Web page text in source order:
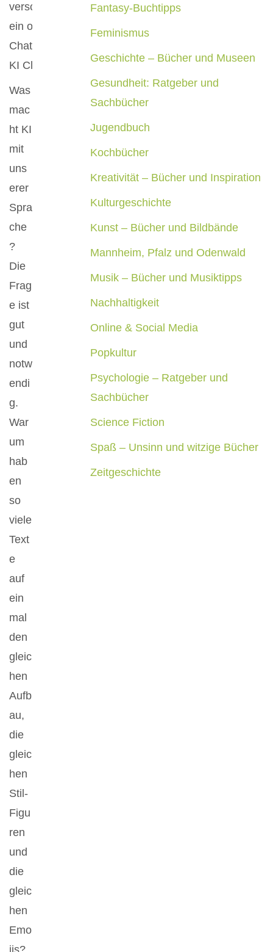
Was
mac
ht KI
mit
uns
erer
Spra
che
?
Die
Frag
e ist
gut
und
notw
endi
g.
War
um
hab
en
so
viele
Text
e
auf
ein
mal
den
gleic
hen
Aufb
au,
die
gleic
hen
Stil-
Figu
ren
und
die
gleic
hen
Emo
jis?
Fantasy-Buchtipps
Feminismus
Geschichte – Bücher und Museen
Gesundheit: Ratgeber und
Sachbücher
Jugendbuch
Kochbücher
Kreativität – Bücher und Inspiration
Kulturgeschichte
Kunst – Bücher und Bildbände
Mannheim, Pfalz und Odenwald
Musik – Bücher und Musiktipps
Nachhaltigkeit
Online & Social Media
Popkultur
Psychologie – Ratgeber und
Sachbücher
Science Fiction
Spaß – Unsinn und witzige Bücher
Zeitgeschichte